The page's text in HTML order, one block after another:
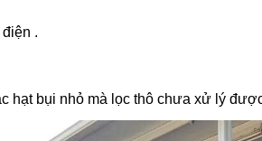
.
hạt bụi nhỏ mà lọc thô chưa xử lý